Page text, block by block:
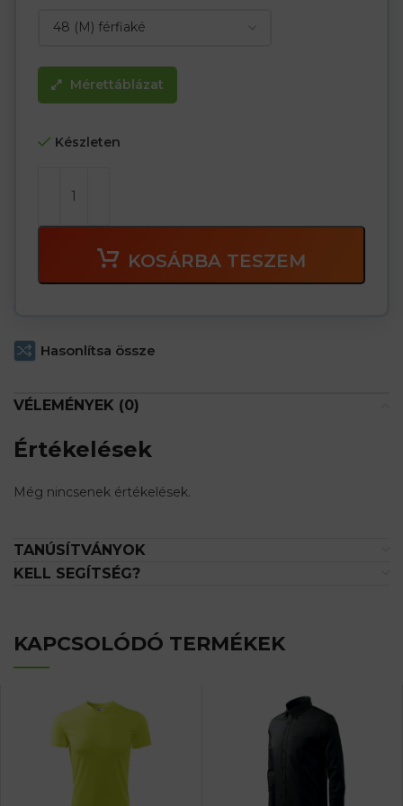
Mérettáblázat
Készleten
KOSÁRBA TESZEM
Hasonlítsa össze
VÉLEMÉNYEK (0)
Értékelések
Még nincsenek értékelések.
TANÚSÍTVÁNYOK
KELL SEGÍTSÉG?
KAPCSOLÓDÓ TERMÉKEK